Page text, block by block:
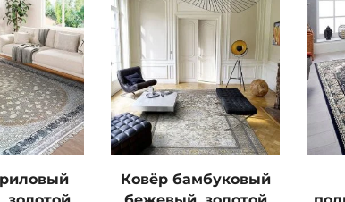
Ковёр бамбуковый